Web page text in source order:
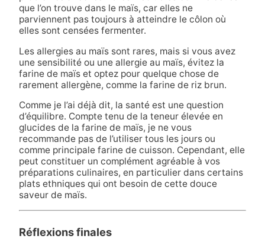
que l’on trouve dans le maïs, car elles ne
parviennent pas toujours à atteindre le côlon où
elles sont censées fermenter.
Les allergies au maïs sont rares, mais si vous avez
une sensibilité ou une allergie au maïs, évitez la
farine de maïs et optez pour quelque chose de
rarement allergène, comme la farine de riz brun.
Comme je l’ai déjà dit, la santé est une question
d’équilibre. Compte tenu de la teneur élevée en
glucides de la farine de maïs, je ne vous
recommande pas de l’utiliser tous les jours ou
comme principale farine de cuisson. Cependant, elle
peut constituer un complément agréable à vos
préparations culinaires, en particulier dans certains
plats ethniques qui ont besoin de cette douce
saveur de maïs.
Réflexions finales